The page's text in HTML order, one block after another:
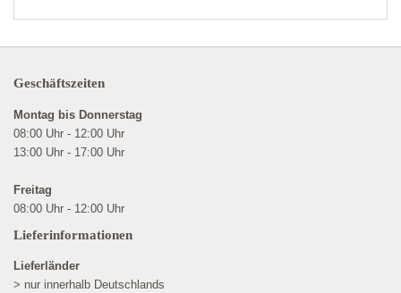
Geschäftszeiten
Montag bis Donnerstag
08:00 Uhr - 12:00 Uhr
13:00 Uhr - 17:00 Uhr
Freitag
08:00 Uhr - 12:00 Uhr
Lieferinformationen
Lieferländer
> nur innerhalb Deutschlands